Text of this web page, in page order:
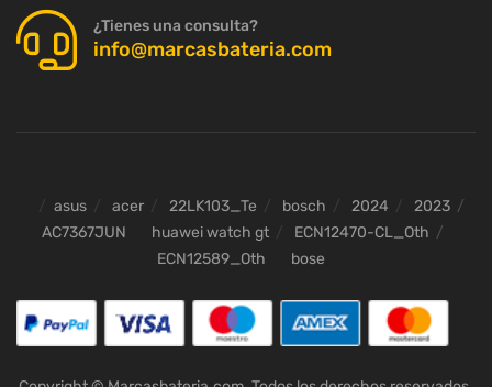
¿Tienes una consulta?
info@marcasbateria.com
asus acer 22LK103_Te bosch 2024
2023
AC7367JUN
huawei watch gt
ECN12470-CL_Oth
ECN12589_Oth
bose